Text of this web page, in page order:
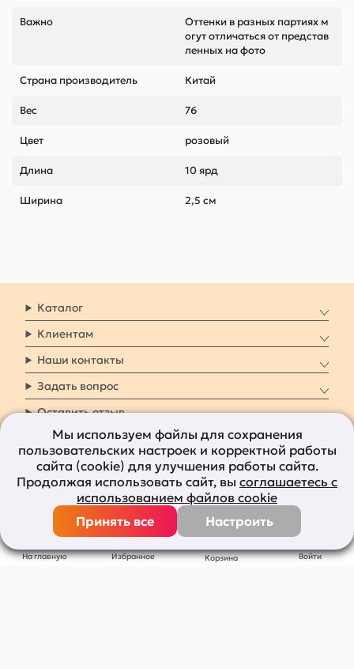
На главную Избранное Корзина Войти
Важно
Оттенки в разных партиях м
огут отличаться от представ
ленных на фото
Страна производитель Китай
Вес 76
Цвет розовый
Длина 10 ярд
Ширина 2,5 см
Каталог
Клиентам
Наши контакты
Задать вопрос
Оставить отзыв
8 800 7009 161 Заказать звонок
Наши социальные
сети
Все права защищены © 2011-2026bolshepodarkov.ru
Мы используем файлы для сохранения
пользовательских настроек и корректной работы
сайта (cookie) для улучшения работы сайта.
Продолжая использовать сайт, вы соглашаетесь с
использованием файлов cookie
Принять все
Настроить